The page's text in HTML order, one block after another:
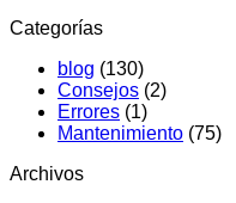
Categorías
blog (130)
Consejos (2)
Errores (1)
Mantenimiento (75)
Archivos